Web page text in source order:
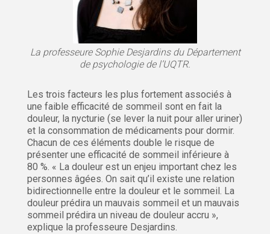
La professeure Sophie Desjardins du Département
de psychologie de l’UQTR.
Les trois facteurs les plus fortement associés à
une faible efficacité de sommeil sont en fait la
douleur, la nycturie (se lever la nuit pour aller uriner)
et la consommation de médicaments pour dormir.
Chacun de ces éléments double le risque de
présenter une efficacité de sommeil inférieure à
80 %. « La douleur est un enjeu important chez les
personnes âgées. On sait qu’il existe une relation
bidirectionnelle entre la douleur et le sommeil. La
douleur prédira un mauvais sommeil et un mauvais
sommeil prédira un niveau de douleur accru »,
explique la professeure Desjardins.